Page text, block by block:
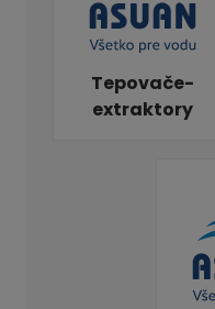
Tepovače-
extraktory